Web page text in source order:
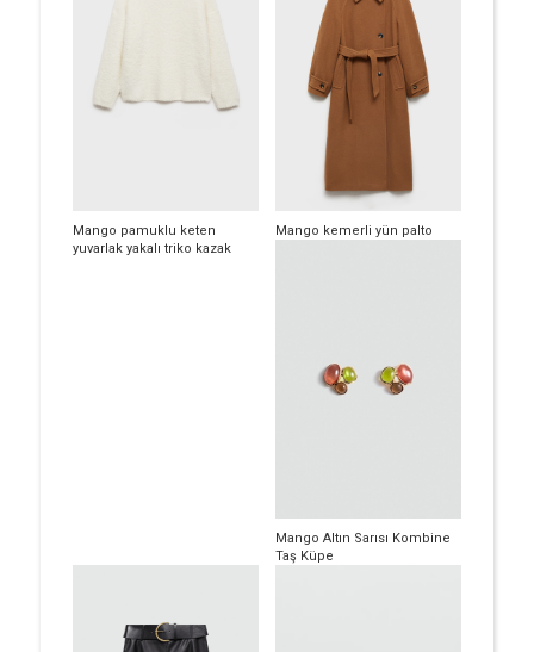
Mango pamuklu keten
yuvarlak yakalı triko kazak
Mango kemerli yün palto
Mango Altın Sarısı Kombine
Taş Küpe